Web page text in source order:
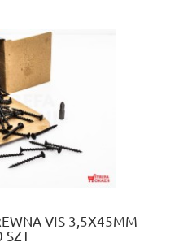
VIS 3,5X45MM
SZT